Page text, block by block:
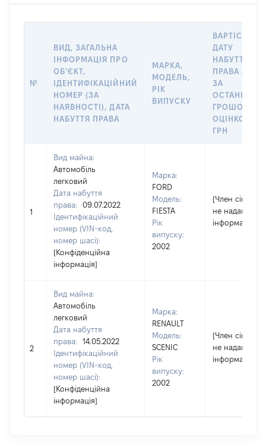
№
ВИД, ЗАГАЛЬНА
ІНФОРМАЦІЯ ПРО
ОБʼЄКТ,
ІДЕНТИФІКАЦІЙНИЙ
НОМЕР (ЗА
НАЯВНОСТІ), ДАТА
НАБУТТЯ ПРАВА
МАРКА,
МОДЕЛЬ,
РІК
ВИПУСКУ
ВАРТІСТЬ НА
ДАТУ
НАБУТТЯ
ПРАВА АБО
ЗА
ГРОШОВОЮ
ОЦІНКОЮ,
ГРН
1
Вид майна:
Автомобіль
легковий
Дата набуття
права:
09.07.2022
Ідентифікаційний
номер (VIN-код,
номер шасі):
[Конфіденційна
інформація]
Марка:
FORD
Модель:
FIESTA
Рік
випуску:
2002
[Член сім'ї
не надав
інформацію]
2
Вид майна:
Автомобіль
легковий
Дата набуття
права:
14.05.2022
Ідентифікаційний
номер (VIN-код,
номер шасі):
[Конфіденційна
інформація]
Марка:
RENAULT
Модель:
SCENIC
Рік
випуску:
2002
[Член сім'ї
не надав
інформацію]